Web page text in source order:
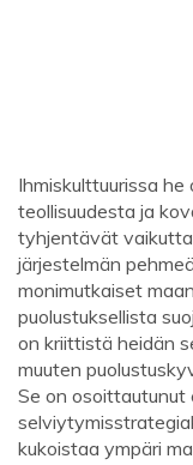
Ihmiskulttuurissa
teollisuudesta ja
tyhjentävät
järjestelmän
monimutkaiset
puolustuksellista
on kriittistä heidän
muuten
Se on osoittautunut
kukoistaa ympäri